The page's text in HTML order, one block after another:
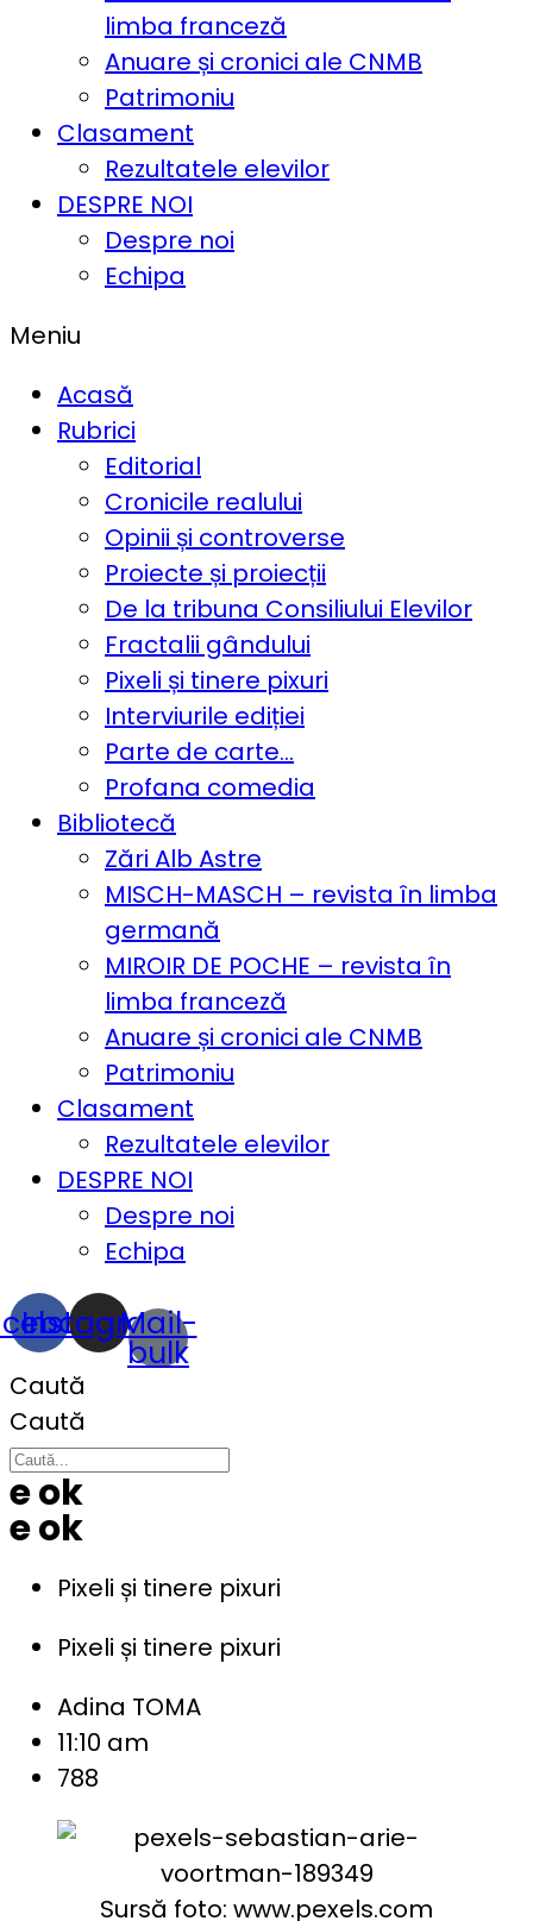
limba franceză
Anuare și cronici ale CNMB
Patrimoniu
Clasament
Rezultatele elevilor
DESPRE NOI
Despre noi
Echipa
Meniu
Acasă
Rubrici
Editorial
Cronicile realului
Opinii și controverse
Proiecte și proiecții
De la tribuna Consiliului Elevilor
Fractalii gândului
Pixeli și tinere pixuri
Interviurile ediției
Parte de carte…
Profana comedia
Bibliotecă
Zări Alb Astre
MISCH-MASCH – revista în limba
germană
MIROIR DE POCHE – revista în
limba franceză
Anuare și cronici ale CNMB
Patrimoniu
Clasament
Rezultatele elevilor
DESPRE NOI
Despre noi
Echipa
Instagram
Mail-
bulk
Caută
Caută
e ok
e ok
Pixeli și tinere pixuri
Pixeli și tinere pixuri
Adina TOMA
11:10 am
788
Sursă foto: www.pexels.com